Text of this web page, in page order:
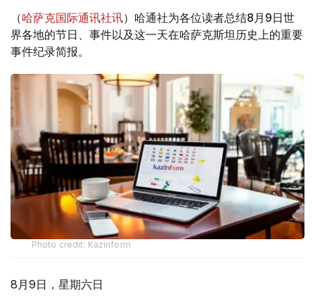
（哈萨克国际通讯社讯）哈通社为各位读者总结8月9日世
界各地的节日、事件以及这一天在哈萨克斯坦历史上的重要
事件纪录简报。
Photo credit: Kazinform
8月9日，星期六日